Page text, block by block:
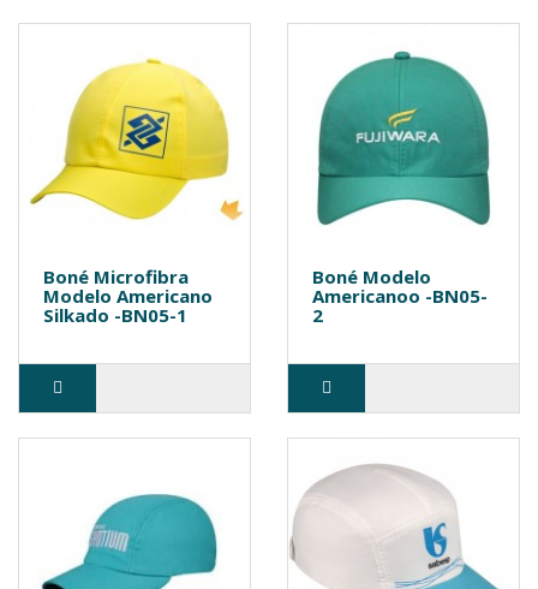
Boné Microfibra
Modelo Americano
Silkado -BN05-1
Boné Modelo
Americanoo -BN05-
2